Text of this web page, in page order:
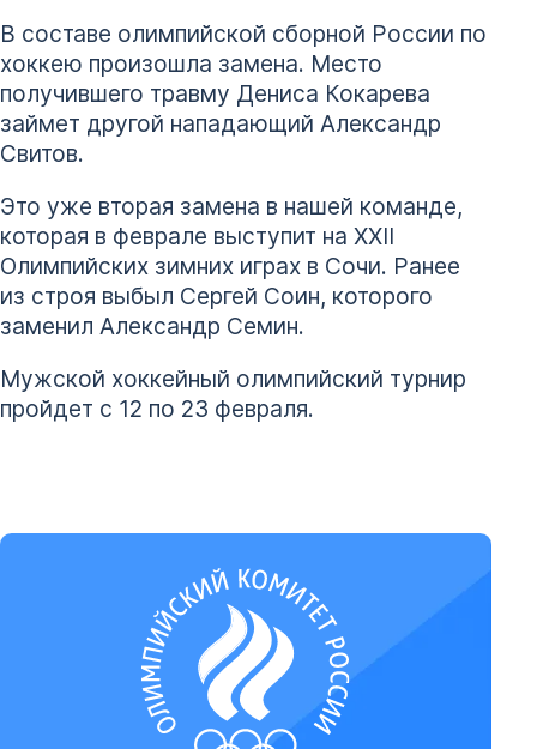
В составе олимпийской сборной России по
хоккею произошла замена. Место
получившего травму Дениса Кокарева
займет другой нападающий Александр
Свитов.
Это уже вторая замена в нашей команде,
которая в феврале выступит на XXII
Олимпийских зимних играх в Сочи. Ранее
из строя выбыл Сергей Соин, которого
заменил Александр Семин.
Мужской хоккейный олимпийский турнир
пройдет с 12 по 23 февраля.